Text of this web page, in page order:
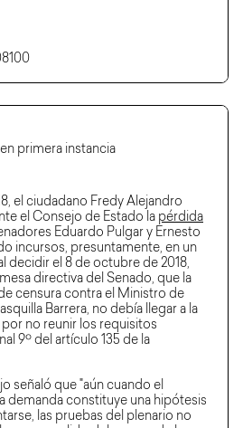
primera instancia
el ciudadano Fredy Alejandro
el Consejo de Estado la pérdida
Eduardo Pulgar y Ernesto
incursos, presuntamente, en un
decidir el 8 de octubre de 2018,
directiva del Senado, que la
censura contra el Ministro de
Barrera, no debía llegar a la
por no reunir los requisitos
9º del artículo 135 de la
señaló que "aún cuando el
demanda constituye una hipótesis
las pruebas del plenario no